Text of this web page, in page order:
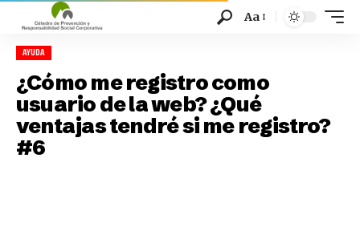
Aa
AYUDA
¿Cómo me registro como
usuario de la web? ¿Qué
ventajas tendré si me registro?
#6